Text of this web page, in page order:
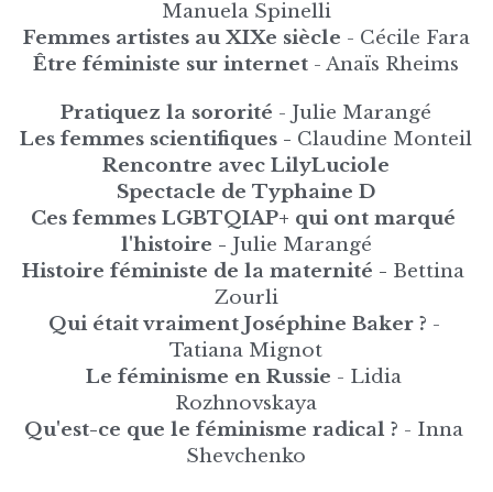
Manuela Spinelli
Femmes artistes au XIXe siècle - Cécile Fara
Être féministe sur internet - Anaïs Rheims
Pratiquez la sororité - Julie Marangé
Les femmes scientifiques - Claudine Monteil
Rencontre avec LilyLuciole
Spectacle de Typhaine D
Ces femmes LGBTQIAP+ qui ont marqué
l'histoire - Julie Marangé
Histoire féministe de la maternité - Bettina
Zourli
Qui était vraiment Joséphine Baker ? -
Tatiana Mignot
Le féminisme en Russie - Lidia
Rozhnovskaya
Qu'est-ce que le féminisme radical ? - Inna
Shevchenko